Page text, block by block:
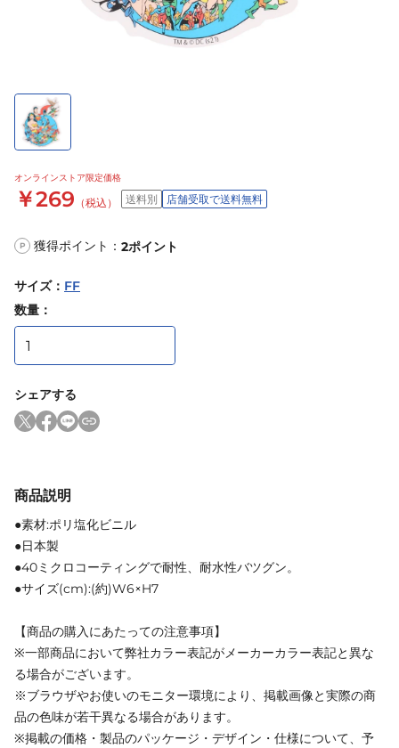
オンラインストア限定価格
￥269 （税込） 送料別 店舗受取で送料無料
P 獲得ポイント： 2ポイント
サイズ： FF
数量：
シェアする
商品説明
●素材:ポリ塩化ビニル
●日本製
●40ミクロコーティングで耐性、耐水性バツグン。
●サイズ(cm):(約)W6×H7
【商品の購入にあたっての注意事項】
※一部商品において弊社カラー表記がメーカーカラー表記と異な
る場合がございます。
※ブラウザやお使いのモニター環境により、掲載画像と実際の商
品の色味が若干異なる場合があります。
※掲載の価格・製品のパッケージ・デザイン・仕様について、予